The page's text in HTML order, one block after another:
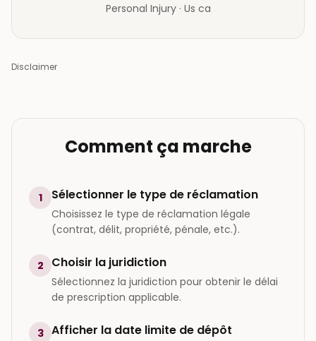
Personal Injury· Us ca
Disclaimer
Comment ça marche
1 Sélectionner le type de réclamation
Choisissez le type de réclamation légale
(contrat, délit, propriété, pénale, etc.).
2 Choisir la juridiction
Sélectionnez la juridiction pour obtenir le délai
de prescription applicable.
3 Afficher la date limite de dépôt